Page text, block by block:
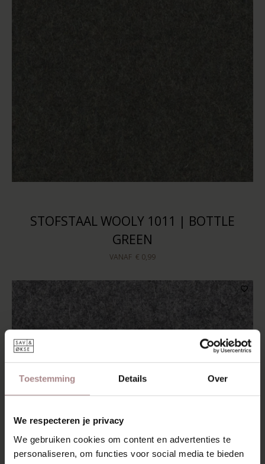
Toestemming Details Over
We respecteren je privacy
We gebruiken cookies om content en advertenties te
personaliseren, om functies voor social media te bieden
STOFSTAAL WOOLY 1011 | BOTTLE
GREEN
VANAF € 0,99